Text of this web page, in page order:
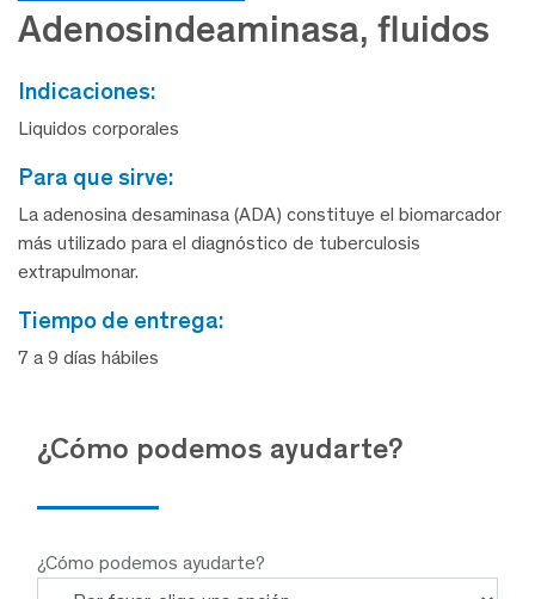
Adenosindeaminasa, fluidos
indicaciones:
Liquidos corporales
para que sirve:
La adenosina desaminasa (ADA) constituye el biomarcador
más utilizado para el diagnóstico de tuberculosis
extrapulmonar.
tiempo de entrega:
7 a 9 días hábiles
¿Cómo podemos ayudarte?
¿Cómo podemos ayudarte?